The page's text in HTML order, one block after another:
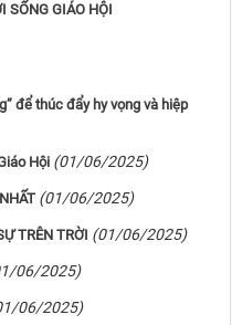
SỐNG GIÁO HỘI
để thúc đẩy hy vọng và hiệp
Hội (01/06/2025)
(01/06/2025)
TRÊN TRỜI (01/06/2025)
06/2025)
06/2025)